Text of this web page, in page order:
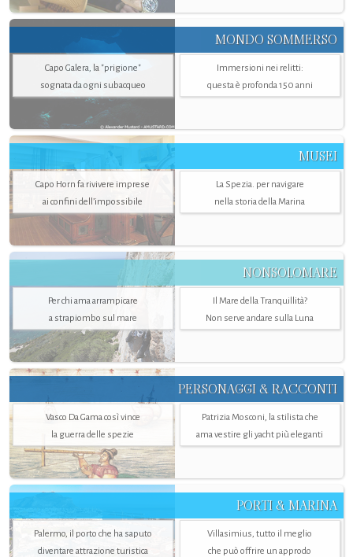
MONDO SOMMERSO
Capo Galera, la "prigione"
sognata da ogni subacqueo
Immersioni nei relitti:
questa è profonda 150 anni
MUSEI
Capo Horn fa rivivere imprese
ai confini dell’impossibile
La Spezia. per navigare
nella storia della Marina
NONSOLOMARE
Per chi ama arrampicare
a strapiombo sul mare
Il Mare della Tranquillità?
Non serve andare sulla Luna
PERSONAGGI & RACCONTI
Vasco Da Gama così vince
la guerra delle spezie
Patrizia Mosconi, la stilista che
ama vestire gli yacht più eleganti
PORTI & MARINA
Palermo, il porto che ha saputo
diventare attrazione turistica
Villasimius, tutto il meglio
che può offrire un approdo